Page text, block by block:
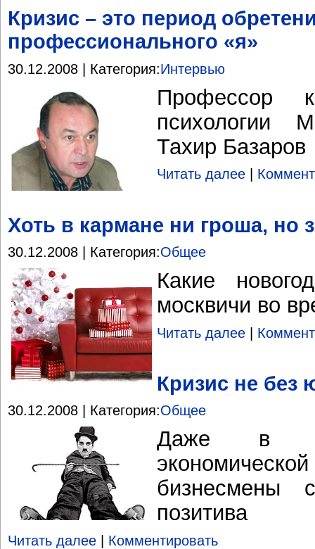
Кризис – это период
профессионального «я»
30.12.2008 | Категория:Интервью
Профессор
психологии
Тахир Базаров
Читать далее
Хоть в кармане ни гроша, но
30.12.2008 | Категория:Общее
Какие
москвичи во
Читать далее |
Кризис не без
30.12.2008 | Категория:Общее
Даже в
бизнесмены
позитива
Читать далее Комментировать